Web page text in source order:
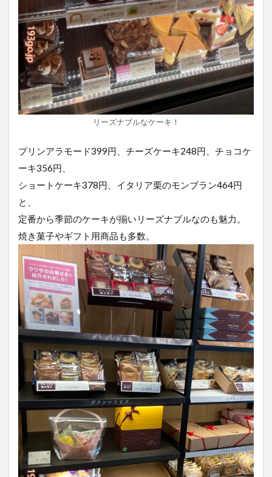
リーズナブルなケーキ！
プリンアラモード399円、チーズケーキ248円、チョコケ
ーキ356円、
ショートケーキ378円、イタリア栗のモンブラン464円
と、
定番から季節のケーキが揃いリーズナブルなのも魅力。
焼き菓子やギフト用商品も多数。